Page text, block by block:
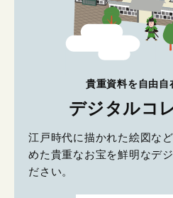
貴重資料を自由自
デジタルコ
江戸時代に描かれた絵図な
めた貴重なお宝を鮮明なデ
ださい。